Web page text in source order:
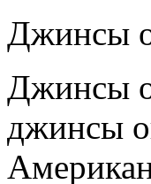
Джинсы
Джинсы
джинсы